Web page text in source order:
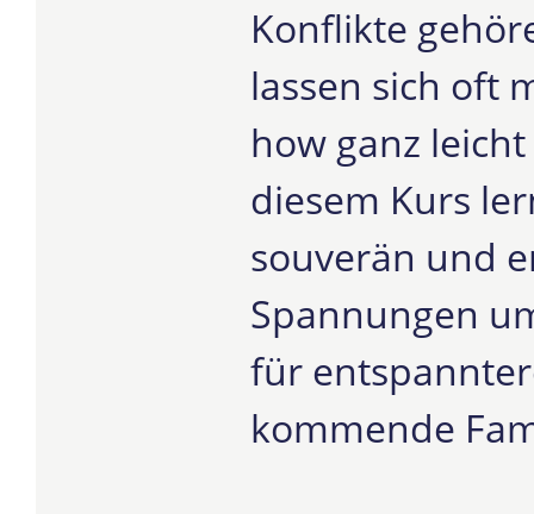
Konflikte
lassen sich oft
how ganz
diesem Kurs
souverän und
Spannungen
für
kommende